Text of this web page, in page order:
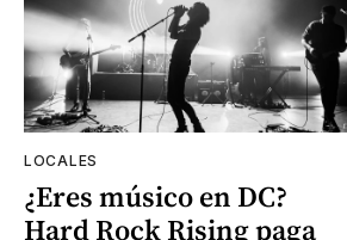
LOCALES
¿Eres músico en DC?
Hard Rock Rising paga